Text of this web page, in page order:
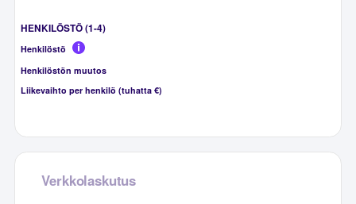
HENKILÖSTÖ (1-4)
Henkilöstö
Henkilöstön muutos
Liikevaihto per henkilö (tuhatta €)
Verkkolaskutus